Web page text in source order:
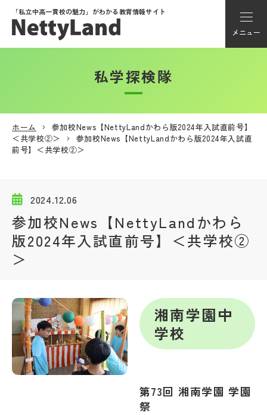
「私立中高一貫校の魅力」がわかる教育情報サイト
メニュー
アカウント登録
メニュー
学校動画
私学探検隊
説明会・イベント情報
よみもの
私学探検隊
ホーム
参加校News【NettyLandかわら版2024年入試直前号】
＜共学校②＞
参加校News【NettyLandかわら版2024年入試直
前号】＜共学校②＞
2024.12.06
参加校News【NettyLandかわら
版2024年入試直前号】＜共学校②
＞
湘南学園中
学校
第73回 湘南学園 学園
祭